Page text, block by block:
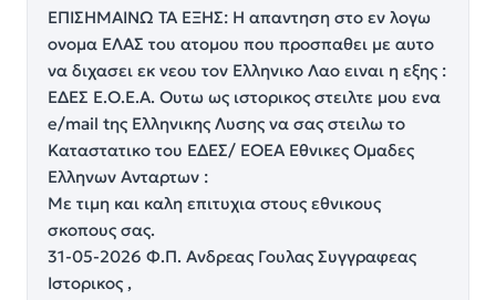
ΕΠΙΣΗΜΑΙΝΩ ΤΑ ΕΞΗΣ: Η απαντηση στο εν λογω
ονομα ΕΛΑΣ του ατομου που προσπαθει με αυτο
να διχασει εκ νεου τον Ελληνικο Λαο ειναι η εξης :
ΕΔΕΣ Ε.Ο.Ε.Α. Ουτω ως ιστορικος στειλτε μου ενα
e/mail tης Ελληνικης Λυσης να σας στειλω το
Καταστατικο του ΕΔΕΣ/ ΕΟΕΑ Εθνικες Ομαδες
Ελληνων Ανταρτων :
Με τιμη και καλη επιτυχια στους εθνικους
σκοπους σας.
31-05-2026 Φ.Π. Ανδρεας Γουλας Συγγραφεας
Ιστορικος ,